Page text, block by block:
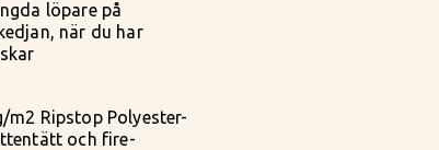
löpare på
när du har
m2 Ripstop Polyester-
och fire-